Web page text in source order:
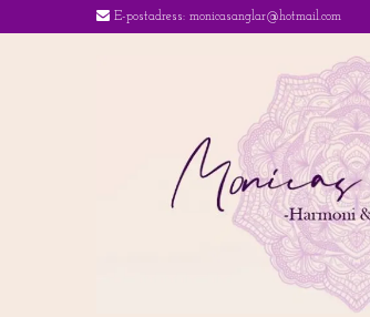
E-postadress: monicasanglar@hotmail.com